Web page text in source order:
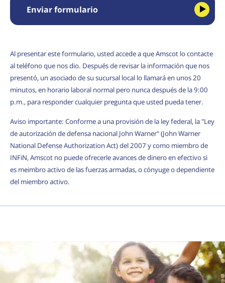
Enviar formulario
Al presentar este formulario, usted accede a que Amscot lo contacte
al teléfono que nos dio. Después de revisar la información que nos
presentó, un asociado de su sucursal local lo llamará en unos 20
minutos, en horario laboral normal pero nunca después de la 9:00
p.m., para responder cualquier pregunta que usted pueda tener.
Aviso importante: Conforme a una provisión de la ley federal, la "Ley
de autorización de defensa nacional John Warner" (John Warner
National Defense Authorization Act) del 2007 y como miembro de
INFiN, Amscot no puede ofrecerle avances de dinero en efectivo si
es meimbro activo de las fuerzas armadas, o cónyuge o dependiente
del miembro activo.